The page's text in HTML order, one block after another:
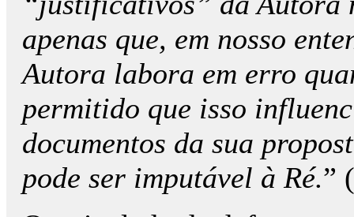
apenas que, em nosso
Autora labora em erro
permitido que isso
documentos da sua
pode ser imputável à Ré.”